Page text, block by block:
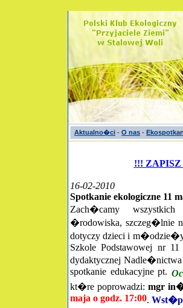
Aktualno�ci - O nas -
!!!
16-02-2010
Spotkanie ekologiczne 11
Zach�camy
�rodowiska, szczeg�lnie
dotyczy dzieci i
Szkole Podstawowej nr
dydaktycznej
spotkanie edukacyjne pt.
kt�re poprowadzi:mgr
maja o godz. 17:00.